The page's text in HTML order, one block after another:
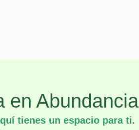
en Abundancia
tienes un espacio para ti.